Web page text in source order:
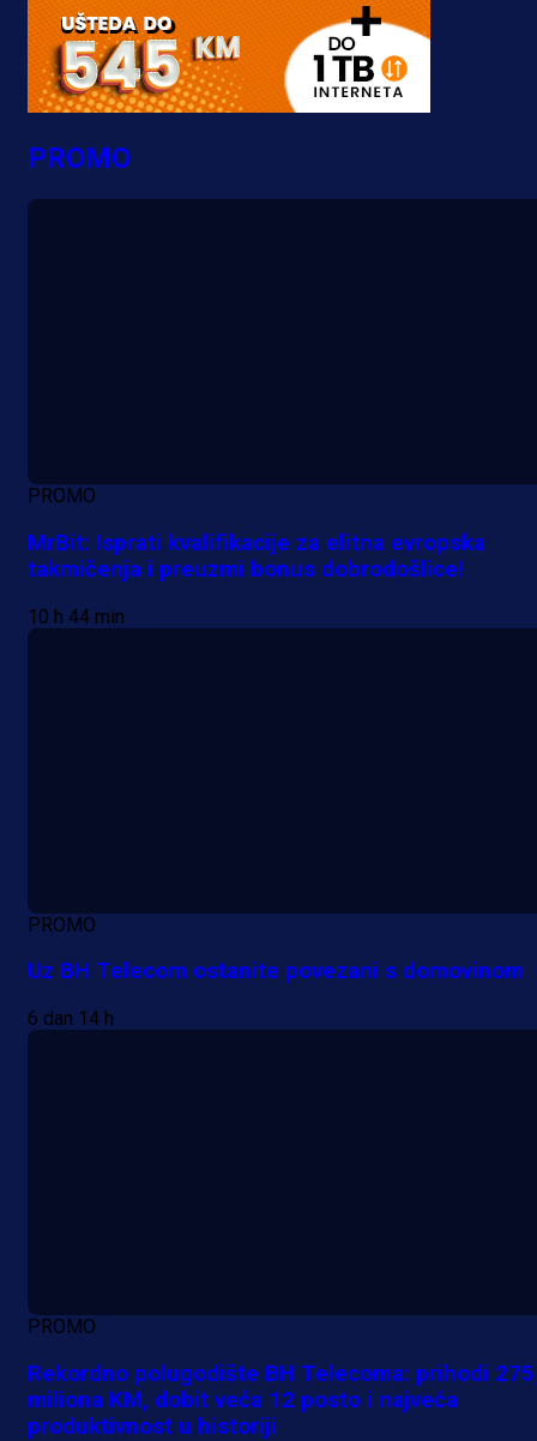
PROMO
PROMO
MrBit: Isprati kvalifikacije za elitna evropska
takmičenja i preuzmi bonus dobrodošlice!
10 h 44 min
PROMO
Uz BH Telecom ostanite povezani s domovinom
6 dan 14 h
PROMO
Rekordno polugodište BH Telecoma: prihodi
miliona KM, dobit veća 12 posto i najveća
produktivnost u historiji